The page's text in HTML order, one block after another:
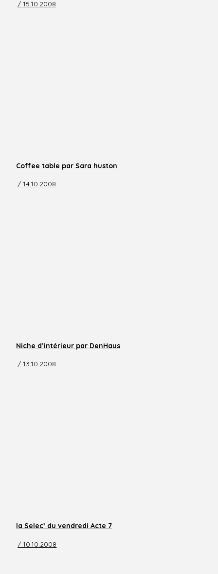
/ 15.10.2008
Coffee table par Sara huston
/ 14.10.2008
Niche d’intérieur par DenHaus
/ 13.10.2008
la Selec’ du vendredi Acte 7
/ 10.10.2008